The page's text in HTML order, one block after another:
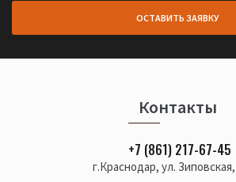
ОСТАВИТЬ ЗАЯВКУ
Контакты
+7 (861) 217-67-45
г.Краснодар, ул.